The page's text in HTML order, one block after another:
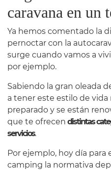
caravana en un
Ya hemos comentado la
pernoctar con la
surge cuando vamos a
por ejemplo.
Sabiendo la gran oleada
a tener este estilo de
preparado y se están
que te ofrecen distintas
servicios.
Por ejemplo, hoy día
camping la normativa